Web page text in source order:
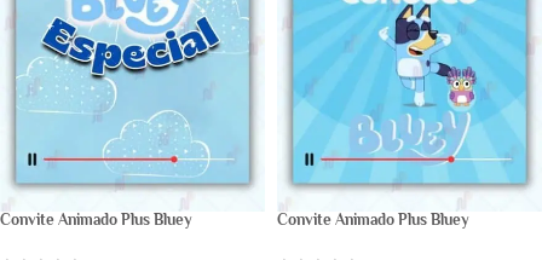
Convite Animado Plus Bluey Convite Animado Plus Bluey